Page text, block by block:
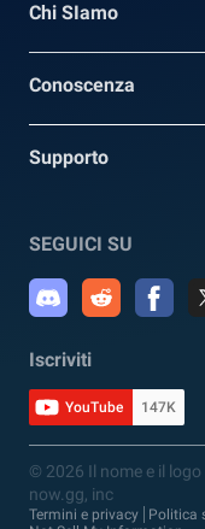
Chi SIamo
Conoscenza
Supporto
SEGUICI SU
Iscriviti
YouTube 147K
© 2026 Il nome e il
now.gg, inc
Termini e privacy Politica